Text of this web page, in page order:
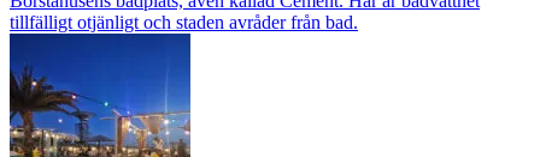
tillfälligt otjänligt och staden avråder från bad.